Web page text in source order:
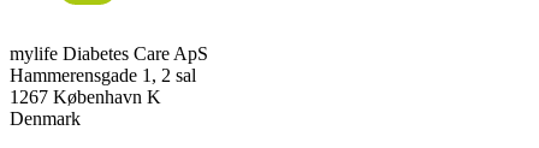
mylife Diabetes Care ApS
Hammerensgade 1, 2 sal
1267 København K
Denmark